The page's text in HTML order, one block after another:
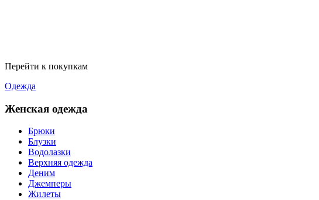
Перейти к покупкам
Одежда
Женская одежда
Брюки
Блузки
Водолазки
Верхняя одежда
Деним
Джемперы
Жилеты